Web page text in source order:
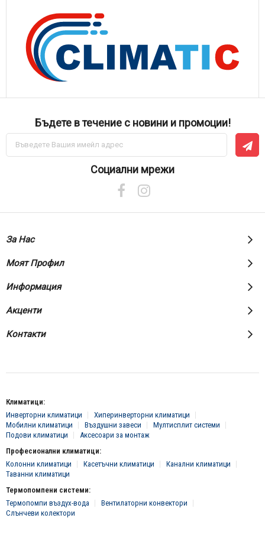
Бъдете в течение с новини и промоции!
Абонирай
за
Социални мрежи
За Нас
Моят Профил
Информация
Акценти
Контакти
Климатици:
Инверторни климатици
Хиперинверторни климатици
Мобилни климатици
Въздушни завеси
Мултисплит системи
Подови климатици
Аксесоари за монтаж
Професионални климатици:
Колонни климатици
Касетъчни климатици
Канални климатици
Таванни климатици
Термопомпени системи:
Термопомпи въздух-вода
Вентилаторни конвектори
Слънчеви колектори